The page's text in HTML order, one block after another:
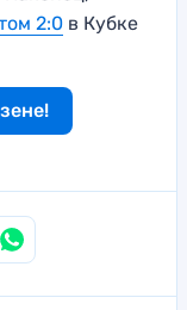
2:0 в Кубке